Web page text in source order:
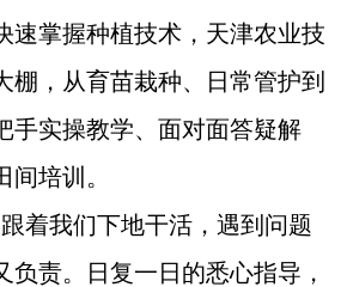
速掌握种植技术，天津农业技
棚，从育苗栽种、日常管护到
手实操教学、面对面答疑解
培训。
着我们下地干活，遇到问题
负责。日复一日的悉心指导，